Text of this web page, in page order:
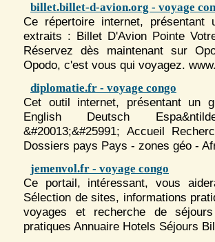
billet.billet-d-avion.org - voyage
Ce répertoire internet,
extraits : Billet D'Avion Pointe
Réservez dès maintenant sur
Opodo, c'est vous qui voyagez.
diplomatie.fr - voyage congo
Cet outil internet, présentant un
English Deutsch
&#20013;&#25991; Accueil
Dossiers pays Pays - zones géo -
jemenvol.fr - voyage congo
Ce portail, intéressant, vous
Sélection de sites, informations
voyages et recherche de séjours
pratiques Annuaire Hotels Séjours